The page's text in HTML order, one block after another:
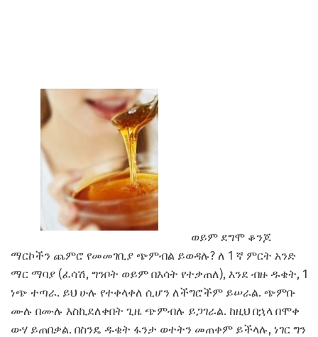
ወይም ደግሞ ቆንጆ
ማርኮችን ጨምሮ የመመገቢያ ጭምብል ይወዳሉ? ለ 1 ኛ ምርት አንድ
ማር ማባያ (ፈሳሽ, ግንቦት ወይም በእሳት የተቃጠለ), እንደ ብዙ ዱቄት, 1
ነጭ ተጣራ. ይህ ሁሉ የተቀላቀለ ሲሆን ለችግሮችም ይሠራል. ጭምቡ
ሙሉ በሙሉ እስኪደለቀበት ጊዜ ጭምብሉ ይጋገራል. ከዚህ በኋላ በሞቀ
ውሃ ይጠበቃል. በስንዴ ዱቄት ፋንታ ወተትን መጠቀም ይችላሉ, ነገር ግን